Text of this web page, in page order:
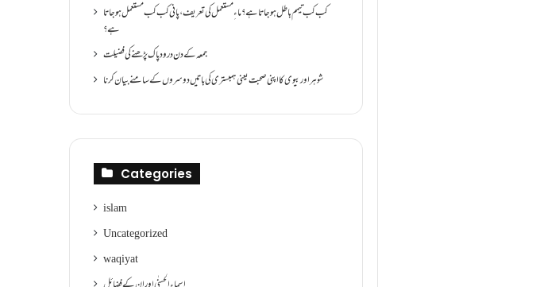
کب کب تیمم باطل ہو جاتا ہے؟ ماءِ مستعمل کی تعریف ،پانی کب کب مستعمل ہو جاتا
ہے؟
جمعہ کے دن درود پاک پڑھنے کی فضیلت
شوہر اور بیوی کا اپنی صحبت یعنی ہمبستری کی باتیں دوسروں کے سامنے بیان کرنا
Categories
islam
Uncategorized
waqiyat